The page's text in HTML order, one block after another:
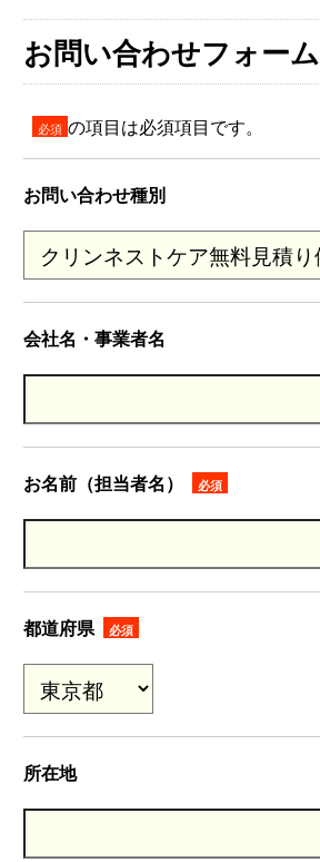
お問い合わせフォーム
必須 の項目は必須項目です。
お問い合わせ種別
会社名・事業者名
お名前（担当者名） 必須
都道府県 必須
所在地